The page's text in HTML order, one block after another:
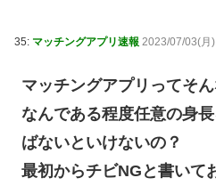
35: マッチングアプリ速報 2023/07/03(月
マッチングアプリってそ
なんである程度任意の身
ばないといけないの？
最初からチビNGと書いて